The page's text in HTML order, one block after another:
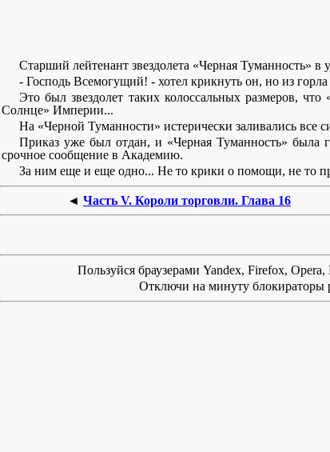
Старший лейтенант звездолета «Черная Туманность» в
- Господь Всемогущий! - хотел крикнуть он, но из
Это был звездолет таких колоссальных размеров,
Солнце» Империи...
На «Черной Туманности» истерически заливались все
Приказ уже был отдан, и «Черная Туманность» была
срочное сообщение в Академию.
За ним еще и еще одно... Не то крики о помощи, не то
◄ Часть V. Короли торговли. Глава 16
Пользуйся браузерами Yandex, Firefox,
Отключи на минуту блокираторы